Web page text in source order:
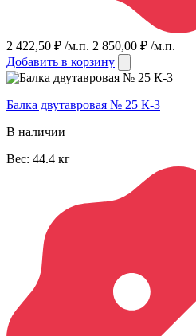
2 422,50 ₽ /м.п. 2 850,00 ₽ /м.п.
Добавить в корзину
Балка двутавровая № 25 К-3
В наличии
Вес: 44.4 кг